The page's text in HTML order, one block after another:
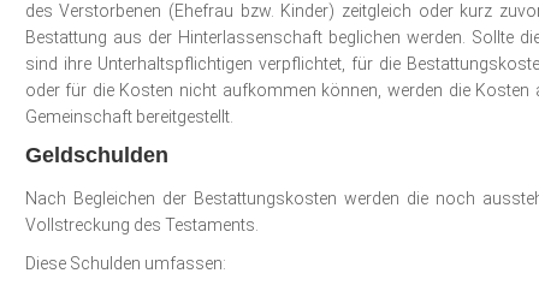
des Verstorbenen (Ehefrau bzw. Kinder) zeitgleich oder kurz
Bestattung aus der Hinterlassenschaft beglichen werden. Sollte
sind ihre Unterhaltspflichtigen verpflichtet, für die
oder für die Kosten nicht aufkommen können, werden die
Gemeinschaft bereitgestellt.
Geldschulden
Nach Begleichen der Bestattungskosten werden die noch
Vollstreckung des Testaments.
Diese Schulden umfassen: